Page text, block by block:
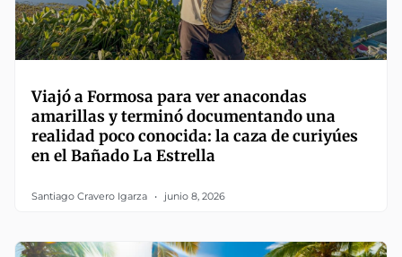
Viajó a Formosa para ver anacondas
amarillas y terminó documentando una
realidad poco conocida: la caza de curiyúes
en el Bañado La Estrella
Santiago Cravero Igarza junio 8, 2026